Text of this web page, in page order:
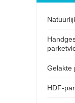
Gelakte
HDF-